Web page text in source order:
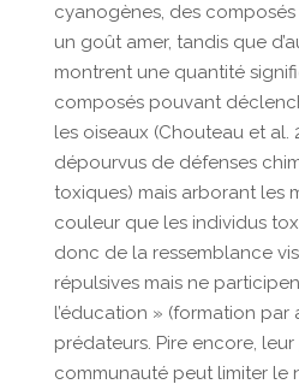
cyanogènes, des
un goût amer, tandis que
montrent une quantité
composés pouvant
les oiseaux (Chouteau et al.
dépourvus de défenses
toxiques) mais arborant les
couleur que les individus
donc de la ressemblance
répulsives mais ne
l’éducation » (formation par
prédateurs. Pire encore,
communauté peut limiter le